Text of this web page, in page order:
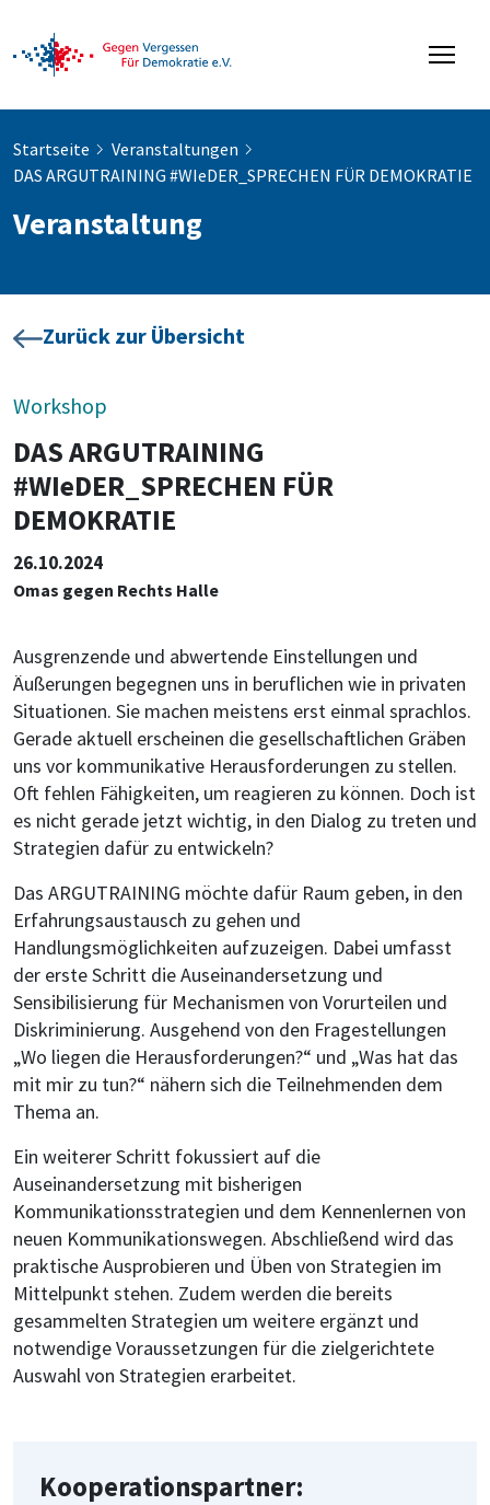
Startseite
Veranstaltungen
DAS ARGUTRAINING #WIeDER_SPRECHEN FÜR DEMOKRATIE
Veranstaltung
Zurück zur Übersicht
Workshop
DAS ARGUTRAINING
#WIeDER_SPRECHEN FÜR
DEMOKRATIE
26.10.2024
Omas gegen Rechts Halle
Ausgrenzende und abwertende Einstellungen und
Äußerungen begegnen uns in beruflichen wie in privaten
Situationen. Sie machen meistens erst einmal sprachlos.
Gerade aktuell erscheinen die gesellschaftlichen Gräben
uns vor kommunikative Herausforderungen zu stellen.
Oft fehlen Fähigkeiten, um reagieren zu können. Doch ist
es nicht gerade jetzt wichtig, in den Dialog zu treten und
Strategien dafür zu entwickeln?
Das ARGUTRAINING möchte dafür Raum geben, in den
Erfahrungsaustausch zu gehen und
Handlungsmöglichkeiten aufzuzeigen. Dabei umfasst
der erste Schritt die Auseinandersetzung und
Sensibilisierung für Mechanismen von Vorurteilen und
Diskriminierung. Ausgehend von den Fragestellungen
„Wo liegen die Herausforderungen?“ und „Was hat das
mit mir zu tun?“ nähern sich die Teilnehmenden dem
Thema an.
Ein weiterer Schritt fokussiert auf die
Auseinandersetzung mit bisherigen
Kommunikationsstrategien und dem Kennenlernen von
neuen Kommunikationswegen. Abschließend wird das
praktische Ausprobieren und Üben von Strategien im
Mittelpunkt stehen. Zudem werden die bereits
gesammelten Strategien um weitere ergänzt und
notwendige Voraussetzungen für die zielgerichtete
Auswahl von Strategien erarbeitet.
Kooperationspartner: